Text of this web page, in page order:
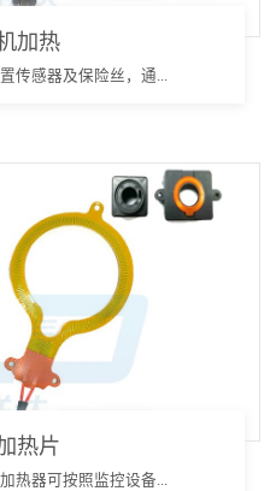
加热
传感器及保险丝，通...
热片
热器可按照监控设备...